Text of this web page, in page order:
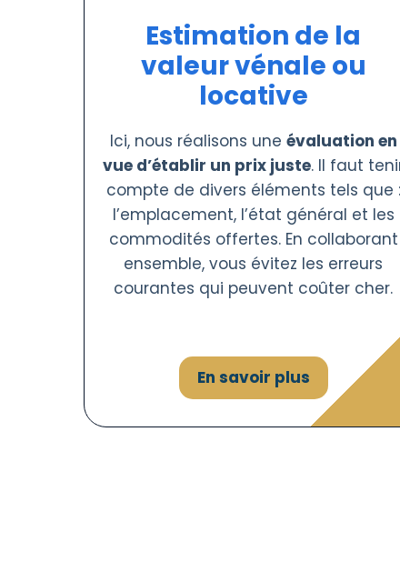
Estimation de la
valeur vénale ou
locative
Ici, nous réalisons une évaluation en
vue d’établir un prix juste. Il faut
compte de divers éléments tels que :
l’emplacement, l’état général et les
commodités offertes. En collaborant
ensemble, vous évitez les erreurs
courantes qui peuvent coûter cher.
En savoir plus